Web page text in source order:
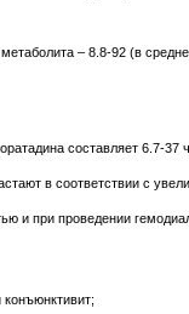
– 8.8-92 (в
составляет 6.7-
в соответствии с
и при проведении